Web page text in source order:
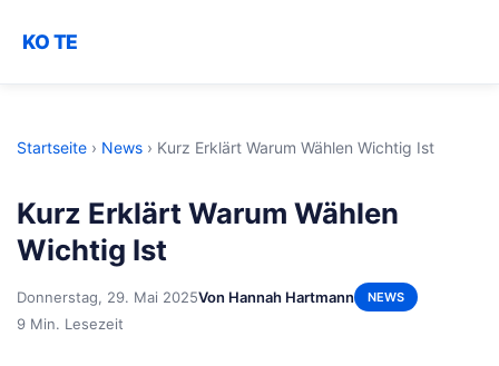
KO TE
Startseite › News › Kurz Erklärt Warum Wählen Wichtig Ist
Kurz Erklärt Warum Wählen
Wichtig Ist
Donnerstag, 29. Mai 2025Von Hannah Hartmann NEWS
9 Min. Lesezeit